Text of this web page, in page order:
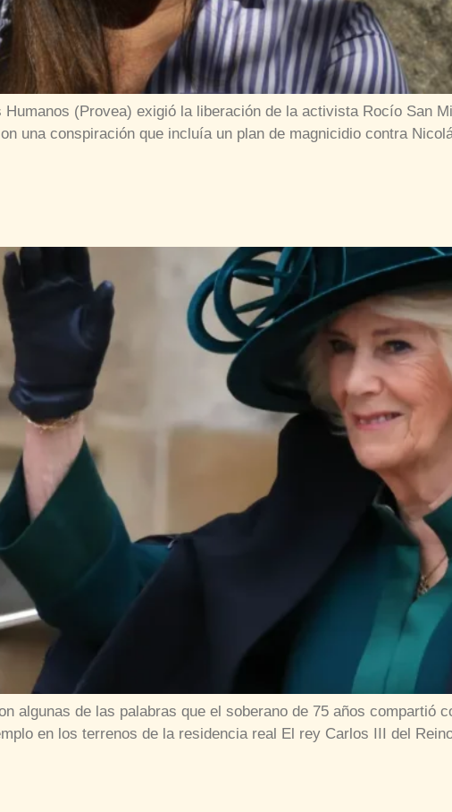
(Provea) exigió la liberación de la activista Rocío San
una conspiración que incluía un plan de magnicidio contra
algunas de las palabras que el soberano de 75 años compartió
en los terrenos de la residencia real El rey Carlos III del